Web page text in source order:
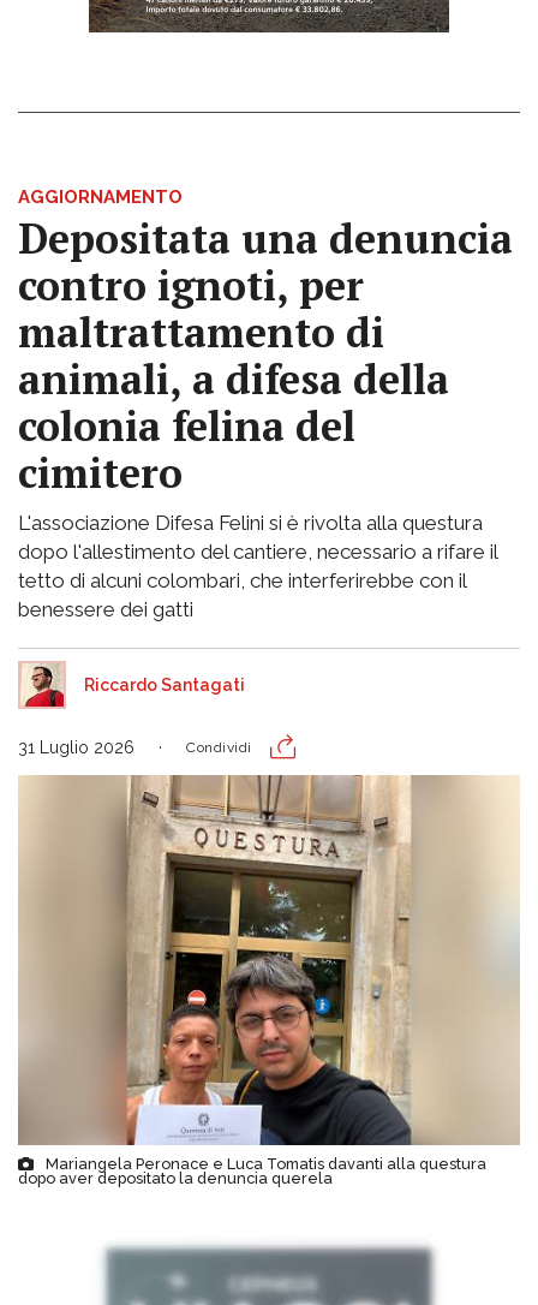
AGGIORNAMENTO
Depositata una denuncia
contro ignoti, per
maltrattamento di
animali, a difesa della
colonia felina del
cimitero
L'associazione Difesa Felini si è rivolta alla questura
dopo l'allestimento del cantiere, necessario a rifare il
tetto di alcuni colombari, che interferirebbe con il
benessere dei gatti
Riccardo Santagati
31 Luglio 2026 Condividi
Mariangela Peronace e Luca Tomatis davanti alla questura
dopo aver depositato la denuncia querela